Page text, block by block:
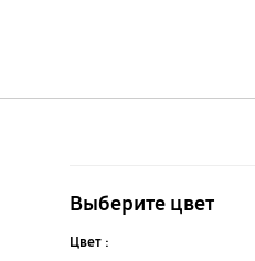
плёнка
Выберите цвет
Цвет :